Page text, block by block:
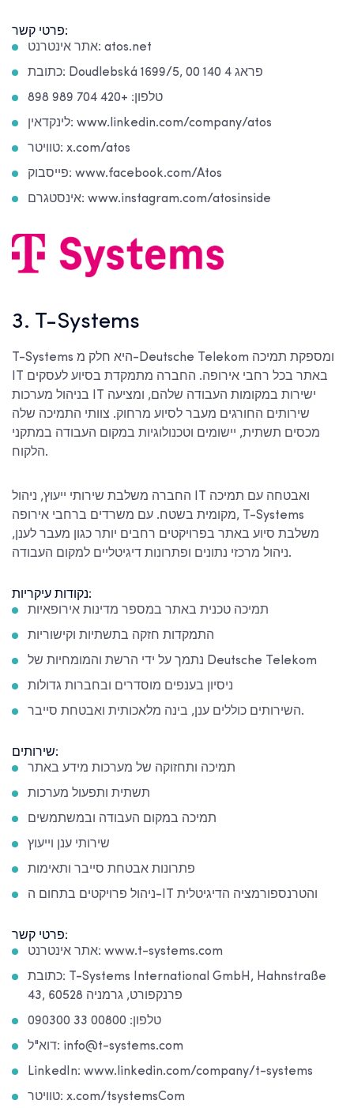
פרטי קשר:
אתר אינטרנט: atos.net
כתובת: Doudlebská 1699/5, פראג 4 140 00
טלפון: +420 704 989 898
לינקדאין: www.linkedin.com/company/atos
טוויטר: x.com/atos
פייסבוק: www.facebook.com/Atos
אינסטגרם: www.instagram.com/atosinside
3. T-Systems
T-Systems היא חלק מ-Deutsche Telekom ומספקת תמיכה
בניהול מערכות IT ישירות במקומות העבודה שלהם, ומציעה
שירותים החורגים מעבר לסיוע מרחוק. צוותי התמיכה שלה
מכסים תשתית, יישומים וטכנולוגיות במקום העבודה במתקני
הלקוח.
החברה משלבת שירותי ייעוץ, ניהול IT ואבטחה עם תמיכה
מקומית בשטח. עם משרדים ברחבי אירופה, T-Systems
משלבת סיוע באתר בפרויקטים רחבים יותר כגון מעבר לענן,
ניהול מרכזי נתונים ופתרונות דיגיטליים למקום העבודה.
נקודות עיקריות:
תמיכה טכנית באתר במספר מדינות אירופאיות
התמקדות חזקה בתשתיות וקישוריות
נתמך על ידי הרשת והמומחיות של Deutsche Telekom
ניסיון בענפים מוסדרים ובחברות גדולות
השירותים כוללים ענן, בינה מלאכותית ואבטחת סייבר.
שירותים:
תמיכה ותחזוקה של מערכות מידע באתר
תשתית ותפעול מערכות
תמיכה במקום העבודה ובמשתמשים
שירותי ענן וייעוץ
פתרונות אבטחת סייבר ותאימות
ניהול פרויקטים בתחום ה-IT והטרנספורמציה הדיגיטלית
פרטי קשר:
אתר אינטרנט: www.t-systems.com
כתובת: T-Systems International GmbH, Hahnstraße
43, 60528 פרנקפורט, גרמניה
טלפון: 00800 33 090300
דוא"ל: info@t-systems.com
LinkedIn: www.linkedin.com/company/t-systems
טוויטר: x.com/tsystemsCom